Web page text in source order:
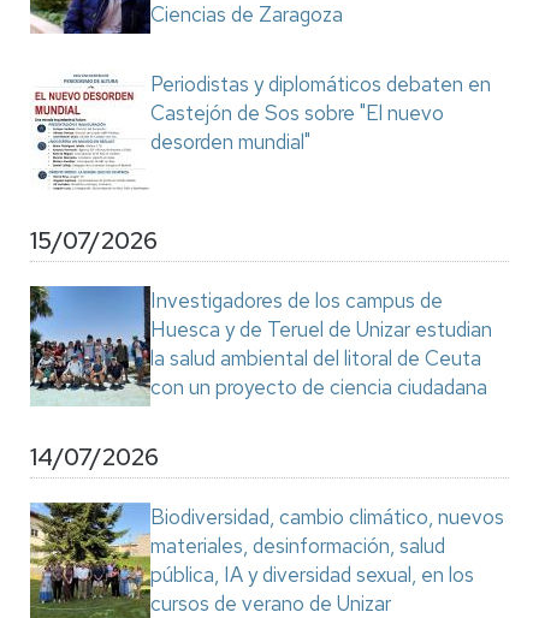
Ciencias de Zaragoza
Periodistas y diplomáticos debaten en
Castejón de Sos sobre "El nuevo
desorden mundial"
15/07/2026
Investigadores de los campus de
Huesca y de Teruel de Unizar estudian
la salud ambiental del litoral de Ceuta
con un proyecto de ciencia ciudadana
14/07/2026
Biodiversidad, cambio climático, nuevos
materiales, desinformación, salud
pública, IA y diversidad sexual, en los
cursos de verano de Unizar